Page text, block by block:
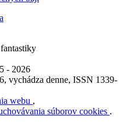
- 2026
vychádza denne, ISSN 1339-
webu ,
súborov cookies .